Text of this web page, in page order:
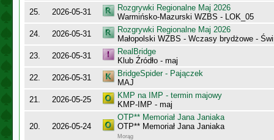
25.
2026-05-31
Rozgrywki Regionalne Maj 2026
Warmińsko-Mazurski WZBS - LOK_05
24.
2026-05-31
Rozgrywki Regionalne Maj 2026
Małopolski WZBS - Wczasy brydżowe -
23.
2026-05-31
RealBridge
Klub Źródło - maj
22.
2026-05-31
BridgeSpider - Pajączek
MAJ
21.
2026-05-25
KMP na IMP - termin majowy
KMP-IMP - maj
20. 2026-05-24
OTP** Memoriał Jana Janiaka
OTP** Memoriał Jana Janiaka
Morąg